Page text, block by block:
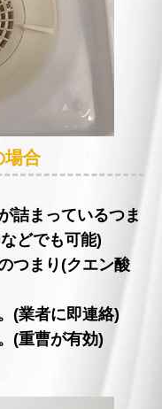
場合
詰まっているつま
どでも可能)
つまり(クエン酸
(業者に即連絡)
(重曹が有効)